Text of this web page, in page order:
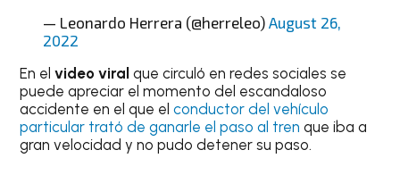
— Leonardo Herrera (@herreleo) August 26,
2022
En elvideo viralque circuló en redes sociales se
puede apreciar el momento del escandaloso
accidente en el que elconductor del vehículo
particular trató de ganarle el paso al trenque iba a
gran velocidad y no pudo detener su paso.